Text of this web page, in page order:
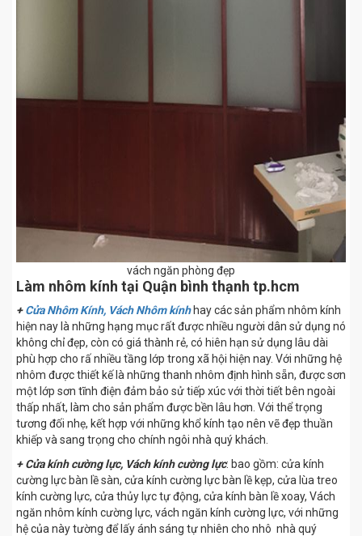
vách ngăn phòng đẹp
Làm nhôm kính tại Quận bình thạnh tp.hcm
+Cửa Nhôm Kính, Vách Nhôm kínhhay các sản phẩm nhôm kính
hiện nay là những hạng mục rất được nhiều người dân sử dụng nó
không chỉ đẹp, còn có giá thành rẻ, có hiên hạn sử dụng lâu dài
phù hợp cho rấ nhiều tầng lớp trong xã hội hiện nay. Với những hệ
nhôm được thiết kế là những thanh nhôm định hình sẵn, được sơn
một lớp sơn tĩnh điện đảm bảo sử tiếp xúc với thời tiết bên ngoài
thấp nhất, làm cho sản phẩm được bền lâu hơn. Với thể trọng
tương đối nhẹ, kết hợp với những khổ kính tạo nên vẽ đẹp thuần
khiếp và sang trọng cho chính ngôi nhà quý khách.
+ Cửa kính cường lực, Vách kính cường lực: bao gồm: cửa kính
cường lực bàn lề sàn, cửa kính cường lực bàn lề kẹp, cửa lùa treo
kính cường lực, cửa thủy lực tự động, cửa kính bàn lề xoay, Vách
ngăn nhôm kính cường lực, vách ngăn kính cường lực, với những
hệ của này tường để lấy ánh sáng tự nhiên cho nhô nhà quý